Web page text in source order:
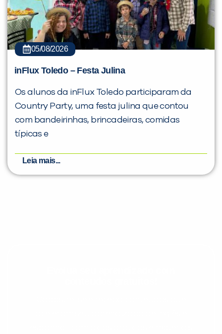
05/08/2026
inFlux Toledo – Festa Julina
Os alunos da inFlux Toledo participaram da
Country Party, uma festa julina que contou
com bandeirinhas, brincadeiras, comidas
típicas e
Leia mais...